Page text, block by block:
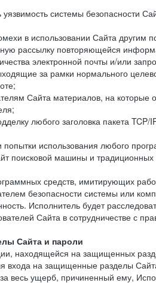
уязвимость системы безопасности
в использовании Сайта другим
рассылку повторяющейся
электронной почты и/или
за рамки нормального
Сайта материалов, на
любого заголовка пакета
попытки использования любого
поисковой машины и
средств, имитирующих
безопасности системы или
Исполнитель будет
Сайта в сотрудничестве с
Сайта и пароли
находящейся на защищенных
входа на защищенные разделы
за весь ущерб, причиненный ему,